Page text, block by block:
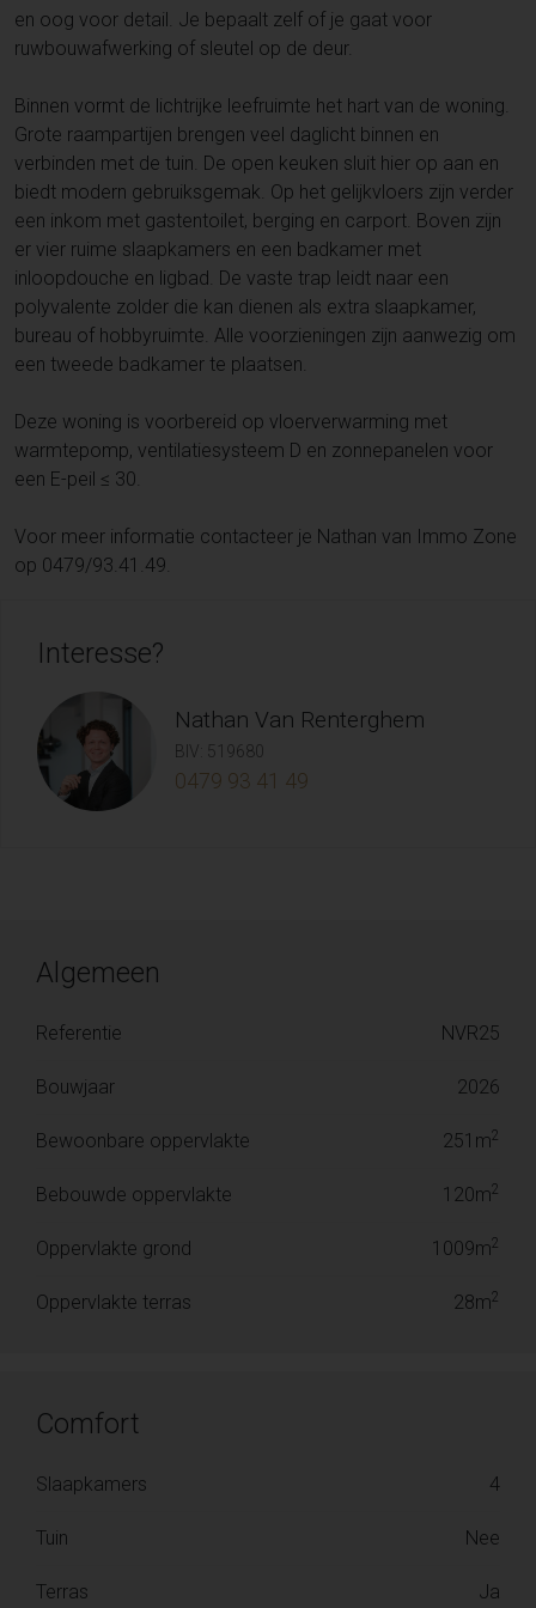
en oog voor detail. Je bepaalt zelf of je gaat voor
ruwbouwafwerking of sleutel op de deur.
Binnen vormt de lichtrijke leefruimte het hart van de woning.
Grote raampartijen brengen veel daglicht binnen en
verbinden met de tuin. De open keuken sluit hier op aan en
biedt modern gebruiksgemak. Op het gelijkvloers zijn verder
een inkom met gastentoilet, berging en carport. Boven zijn
er vier ruime slaapkamers en een badkamer met
inloopdouche en ligbad. De vaste trap leidt naar een
polyvalente zolder die kan dienen als extra slaapkamer,
bureau of hobbyruimte. Alle voorzieningen zijn aanwezig om
een tweede badkamer te plaatsen.
Deze woning is voorbereid op vloerverwarming met
warmtepomp, ventilatiesysteem D en zonnepanelen voor
een E-peil ≤ 30.
Voor meer informatie contacteer je Nathan van Immo Zone
op 0479/93.41.49.
Interesse?
Nathan Van Renterghem
BIV: 519680
0479 93 41 49
Algemeen
Referentie NVR25
Bouwjaar 2026
Bewoonbare oppervlakte 251m2
Bebouwde oppervlakte 120m2
Oppervlakte grond 1009m2
Oppervlakte terras 28m2
Comfort
Slaapkamers 4
Tuin Nee
Terras Ja